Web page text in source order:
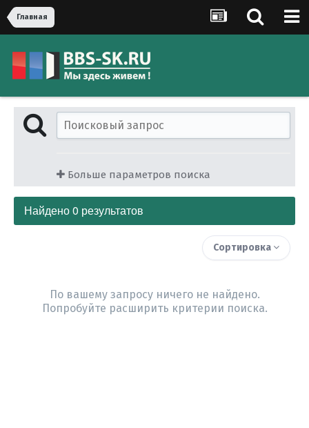
Главная
Больше параметров поиска
Найдено 0 результатов
Сортировка
По вашему запросу ничего не найдено.
Попробуйте расширить критерии поиска.